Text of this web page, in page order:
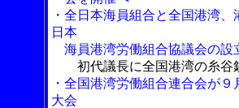
・全日本海員組合と全国港湾
日本
海員港湾労働組合協議会の設
初代議長に全国港湾の糸谷
・全国港湾労働組合連合会が
大会